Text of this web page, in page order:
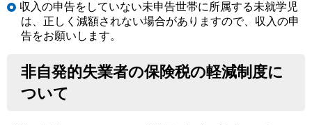
収入の申告をしていない未申告世帯に所属する未就学児
は、正しく減額されない場合がありますので、収入の申
告をお願いします。
非自発的失業者の保険税の軽減制度に
ついて